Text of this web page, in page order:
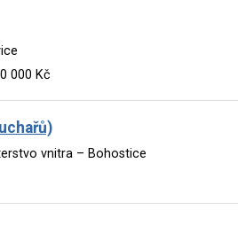
000 Kč
vnitra – Bohostice